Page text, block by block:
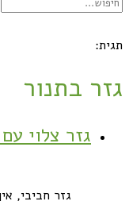
תגית:
גזר בתנור
גזר צלוי
גזר חביבי,